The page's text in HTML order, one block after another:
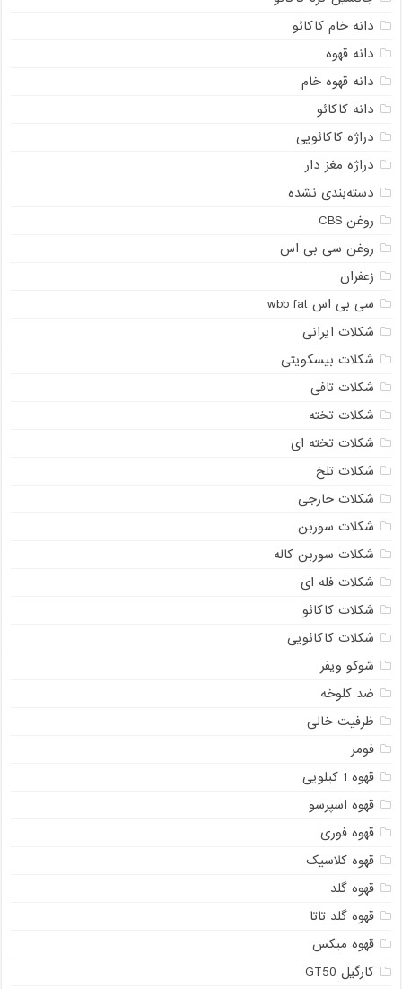
دانه خام کاکائو
دانه قهوه
دانه قهوه خام
دانه کاکائو
دراژه کاکائویی
دراژه مغز دار
دسته‌بندی نشده
روغن CBS
روغن سی بی اس
زعفران
سی بی اس wbb fat
شکلات ایرانی
شکلات بیسکویتی
شکلات تافی
شکلات تخته
شکلات تخته ای
شکلات تلخ
شکلات خارجی
شکلات سوربن
شکلات سوربن کاله
شکلات فله ای
شکلات کاکائو
شکلات کاکائویی
شوکو ویفر
ضد کلوخه
ظرفیت خالی
فومر
قهوه 1 کیلویی
قهوه اسپرسو
قهوه فوری
قهوه کلاسیک
قهوه گلد
قهوه گلد تاتا
قهوه میکس
کارگیل GT50